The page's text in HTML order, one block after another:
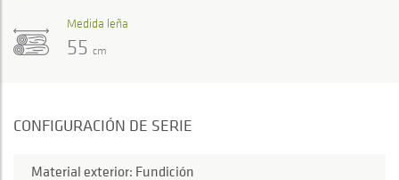
Medida leña
55 cm
CONFIGURACIÓN DE SERIE
Material exterior: Fundición